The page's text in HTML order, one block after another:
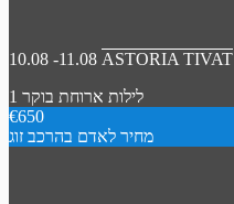
10.08 -11.08 ASTORIA TIVAT
1 לילות ארוחת בוקר
€650
מחיר לאדם בהרכב זוג